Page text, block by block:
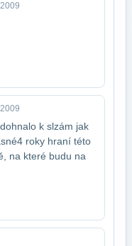
k slzám jak
roky hraní této
na které budu na